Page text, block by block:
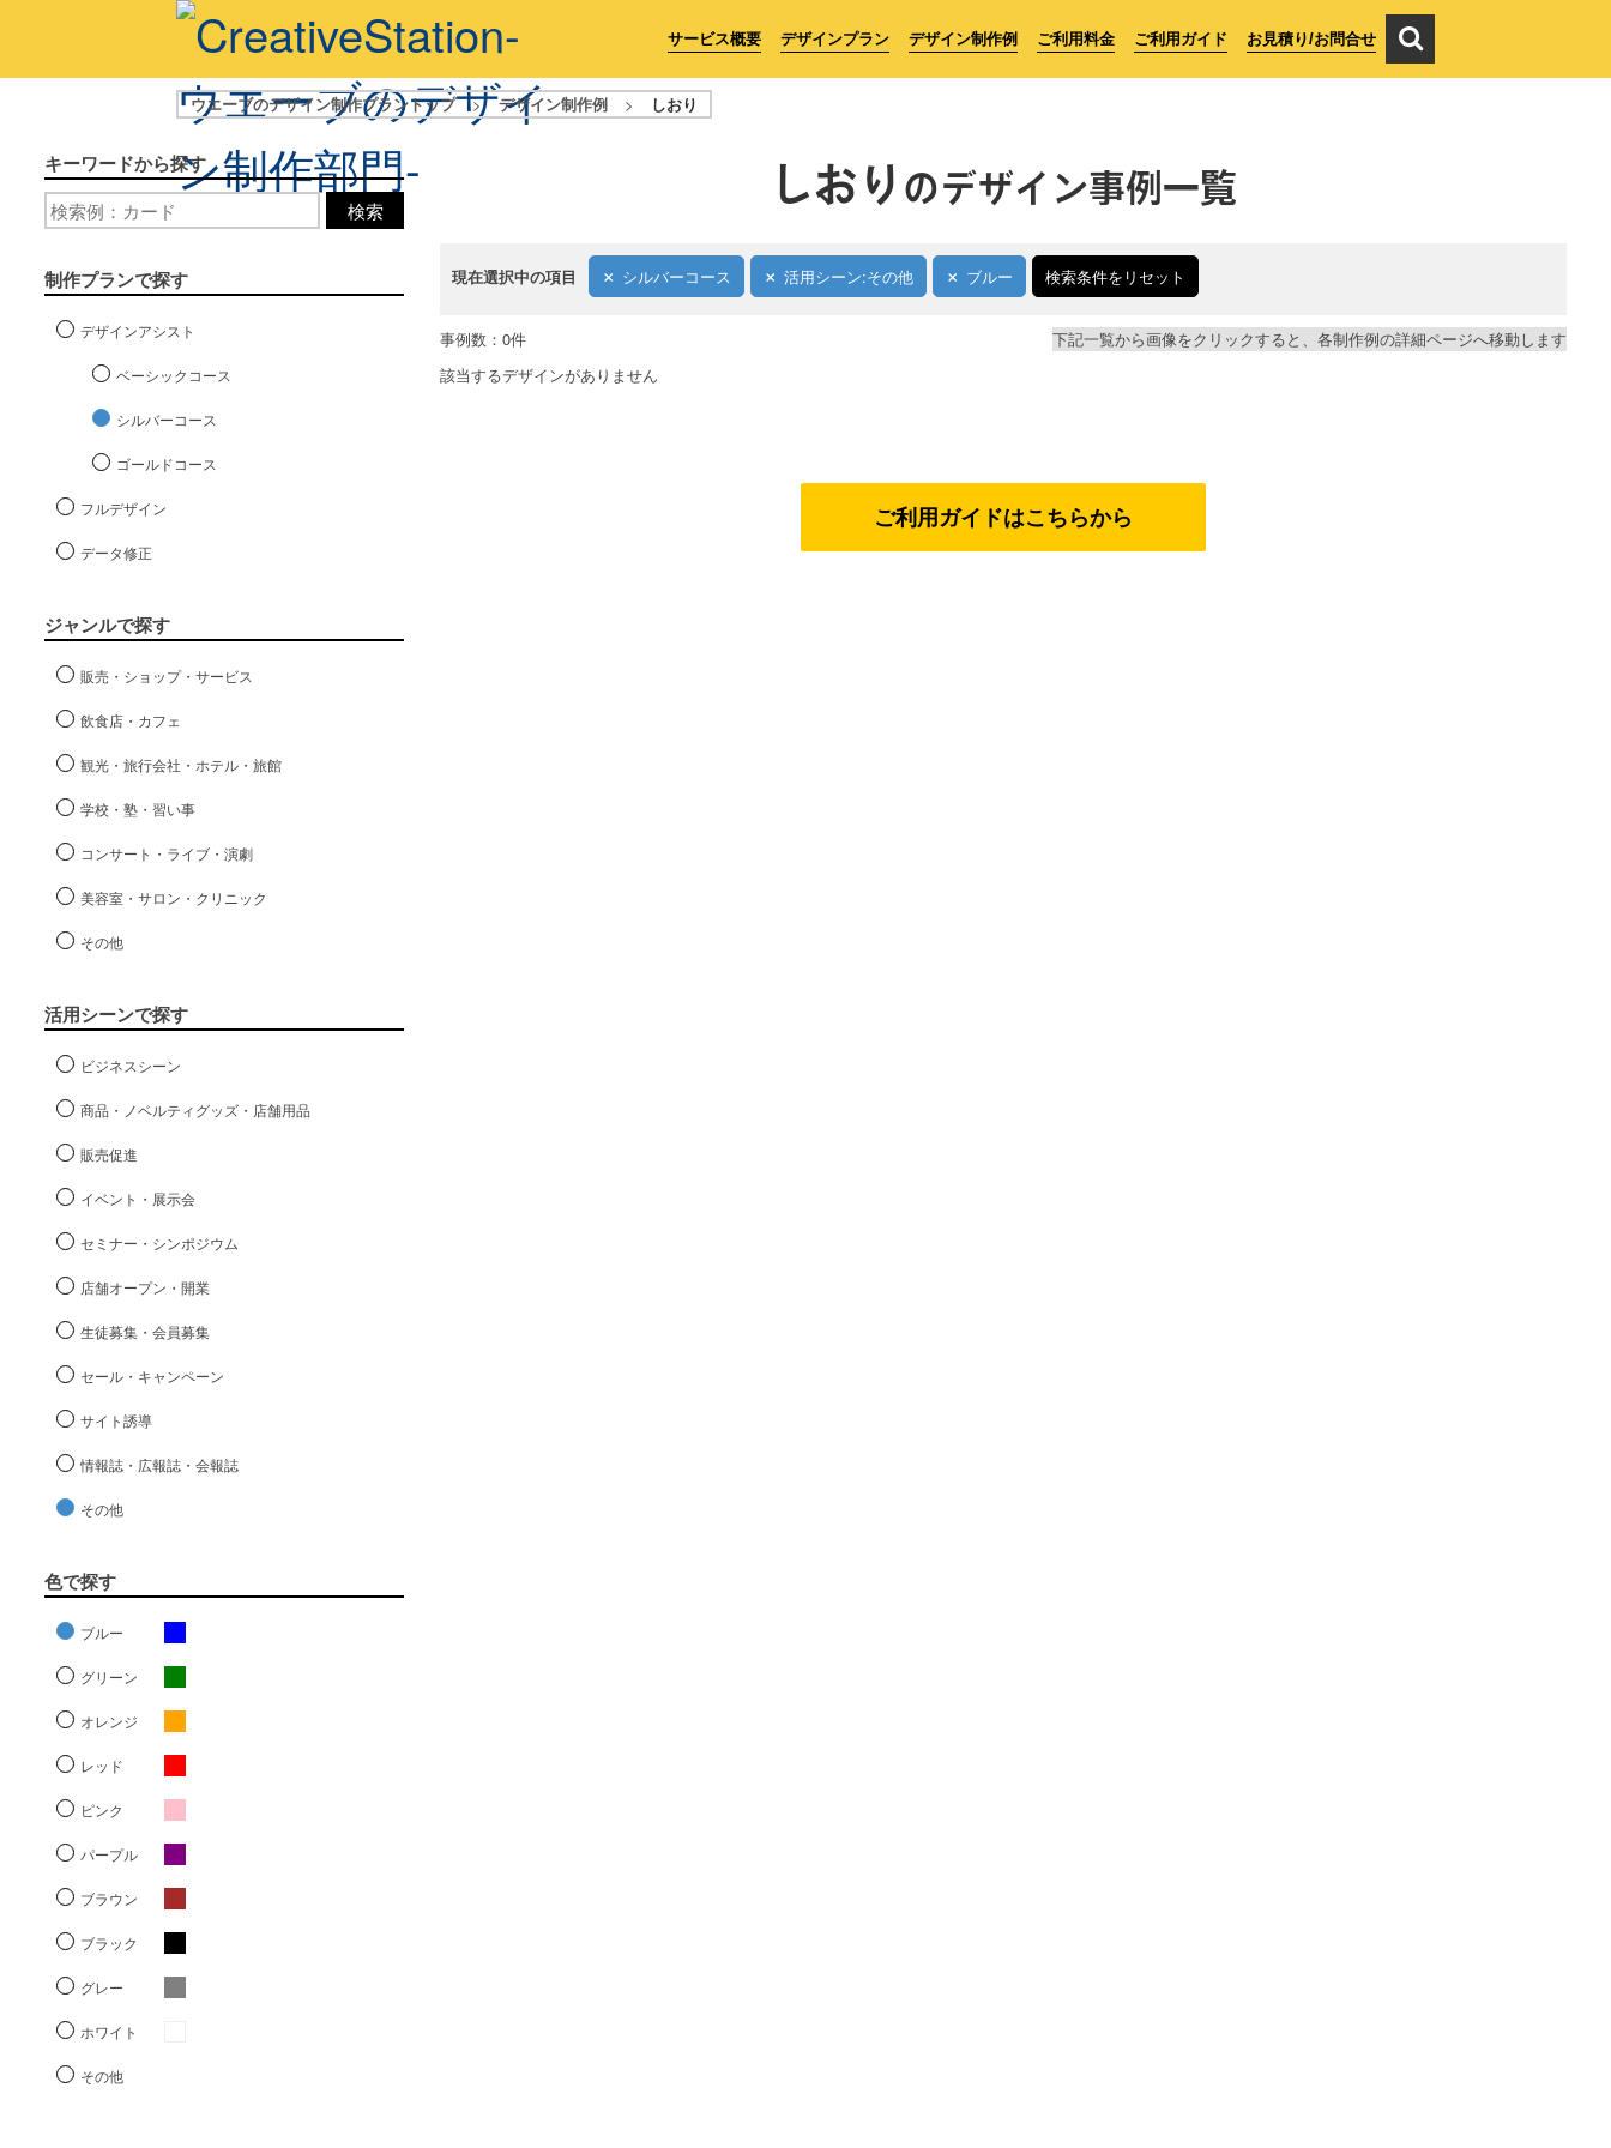
サービス概要 デザインプラン デザイン制作例 ご利用料金 ご利用ガイド お見積り/お問合せ
ウエーブのデザイン制作プラントップ > デザイン制作例 > しおり
しおり のデザイン事例一覧
現在選択中の項目 シルバーコース 活用シーン:その他 ブルー 検索条件をリセット
キーワードから探す
検索
制作プランで探す
デザインアシスト
ベーシックコース
シルバーコース
ゴールドコース
フルデザイン
データ修正
ジャンルで探す
販売・ショップ・サービス
飲食店・カフェ
観光・旅行会社・ホテル・旅館
学校・塾・習い事
コンサート・ライブ・演劇
美容室・サロン・クリニック
その他
活用シーンで探す
ビジネスシーン
商品・ノベルティグッズ・店舗用品
販売促進
イベント・展示会
セミナー・シンポジウム
店舗オープン・開業
生徒募集・会員募集
セール・キャンペーン
サイト誘導
情報誌・広報誌・会報誌
その他
色で探す
ブルー
グリーン
オレンジ
レッド
ピンク
パープル
ブラウン
ブラック
グレー
ホワイト
その他
事例数：0件
下記一覧から画像をクリックすると、各制作例の詳細ページへ移動します
該当するデザインがありません
ご利用ガイドはこちらから